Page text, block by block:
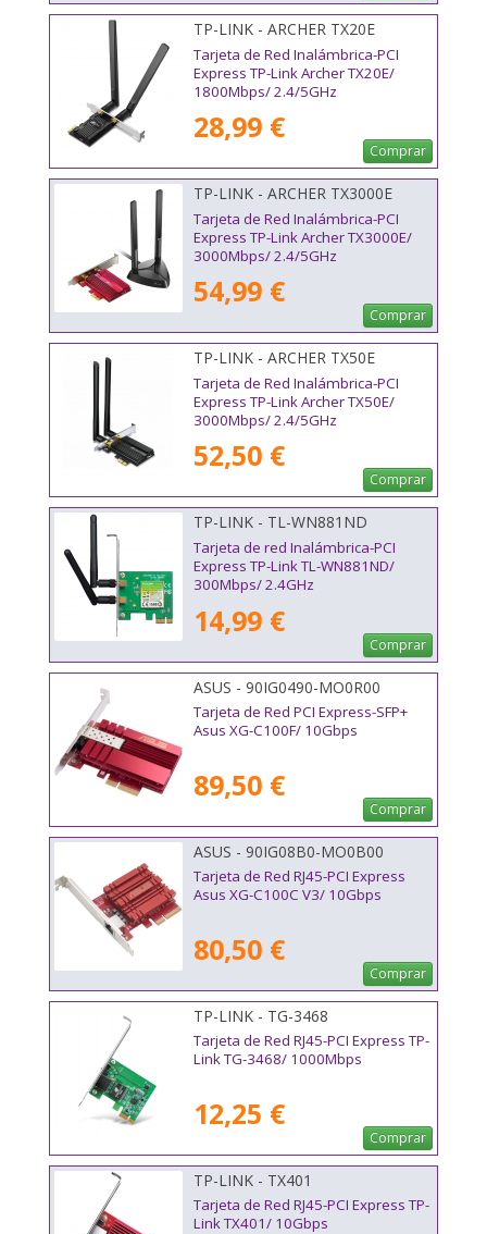
TP-LINK - ARCHER TX20E
Tarjeta de Red Inalámbrica-PCI
Express TP-Link Archer TX20E/
1800Mbps/ 2.4/5GHz
28,99 €
Comprar
TP-LINK - ARCHER TX3000E
Tarjeta de Red Inalámbrica-PCI
Express TP-Link Archer TX3000E/
3000Mbps/ 2.4/5GHz
54,99 €
Comprar
TP-LINK - ARCHER TX50E
Tarjeta de Red Inalámbrica-PCI
Express TP-Link Archer TX50E/
3000Mbps/ 2.4/5GHz
52,50 €
Comprar
TP-LINK - TL-WN881ND
Tarjeta de red Inalámbrica-PCI
Express TP-Link TL-WN881ND/
300Mbps/ 2.4GHz
14,99 €
Comprar
ASUS - 90IG0490-MO0R00
Tarjeta de Red PCI Express-SFP+
Asus XG-C100F/ 10Gbps
89,50 €
Comprar
ASUS - 90IG08B0-MO0B00
Tarjeta de Red RJ45-PCI Express
Asus XG-C100C V3/ 10Gbps
80,50 €
Comprar
TP-LINK - TG-3468
Tarjeta de Red RJ45-PCI Express TP-
Link TG-3468/ 1000Mbps
12,25 €
Comprar
TP-LINK - TX401
Tarjeta de Red RJ45-PCI Express TP-
Link TX401/ 10Gbps